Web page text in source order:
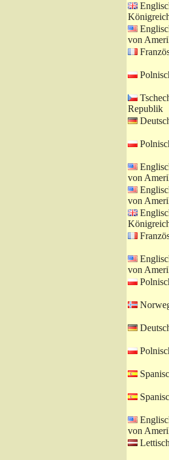
von
Republik
von
von
von
von